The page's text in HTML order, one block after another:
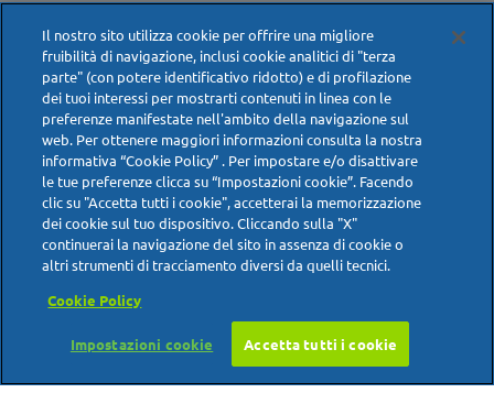
e sali minerali dal nostro organismo, unitamente
alla sudorazione per l’aumento pressorio, può
condurre adisidratazione. Questa condizione
contribuisce a unindurimento delle feci, con
conseguenti episodi distipsie irritazione della
zona ano- rettale.
Effetti sull’apparato gastroenterico
di alcool induce unaumento della secrezione
, dovuto all’azione irritante dell’elevata
concentrazione di etanolo a livello stomacale.
Ciò comporta, specie nei bevitori assidui,
un’alterazione del tessuto intestinale, con
conseguente infiammazione e possibilediarrea.
Scarica i consigli in pdf
Il nostro sito utilizza cookie per offrire una migliore
fruibilità di navigazione, inclusi cookie analitici di "terza
parte" (con potere identificativo ridotto) e di profilazione
dei tuoi interessi per mostrarti contenuti in linea con le
preferenze manifestate nell'ambito della navigazione sul
web. Per ottenere maggiori informazioni consulta la nostra
informativa “Cookie Policy” . Per impostare e/o disattivare
le tue preferenze clicca su “Impostazioni cookie”. Facendo
clic su "Accetta tutti i cookie", accetterai la memorizzazione
dei cookie sul tuo dispositivo. Cliccando sulla "X"
continuerai la navigazione del sito in assenza di cookie o
altri strumenti di tracciamento diversi da quelli tecnici.
Cookie Policy
Impostazioni cookie Accetta tutti i cookie